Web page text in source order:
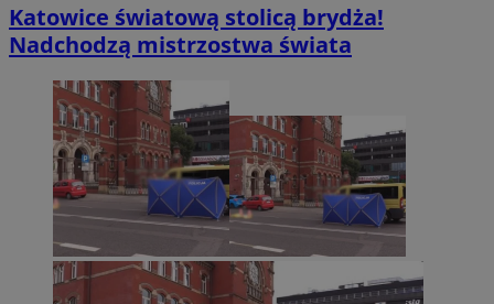
Katowice światową stolicą brydża!
Nadchodzą mistrzostwa świata